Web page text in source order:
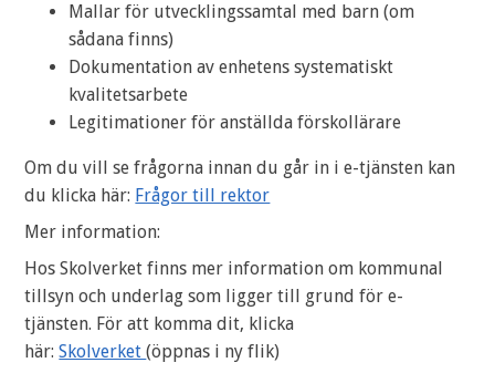
Mallar för utvecklingssamtal med barn (om
sådana finns)
Dokumentation av enhetens systematiskt
kvalitetsarbete
Legitimationer för anställda förskollärare
Om du vill se frågorna innan du går in i e-tjänsten kan
du klicka här: Frågor till rektor
Mer information:
Hos Skolverket finns mer information om kommunal
tillsyn och underlag som ligger till grund för e-
tjänsten. För att komma dit, klicka
här:Skolverket(öppnas i ny flik)